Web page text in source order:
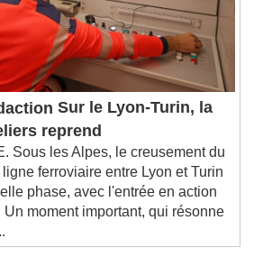
Sur le Lyon-Turin, la
reprend
Sous les Alpes, le creusement du
ferroviaire entre Lyon et Turin
phase, avec l'entrée en action
moment important, qui résonne